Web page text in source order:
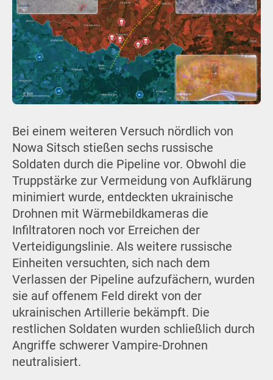
Bei einem weiteren Versuch nördlich von
Nowa Sitsch stießen sechs russische
Soldaten durch die Pipeline vor. Obwohl die
Truppstärke zur Vermeidung von Aufklärung
minimiert wurde, entdeckten ukrainische
Drohnen mit Wärmebildkameras die
Infiltratoren noch vor Erreichen der
Verteidigungslinie. Als weitere russische
Einheiten versuchten, sich nach dem
Verlassen der Pipeline aufzufächern, wurden
sie auf offenem Feld direkt von der
ukrainischen Artillerie bekämpft. Die
restlichen Soldaten wurden schließlich durch
Angriffe schwerer Vampire-Drohnen
neutralisiert.